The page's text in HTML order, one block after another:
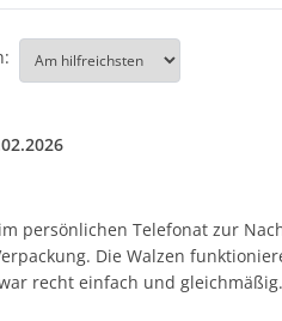
persönlichen Telefonat zur
Die Walzen
recht einfach und